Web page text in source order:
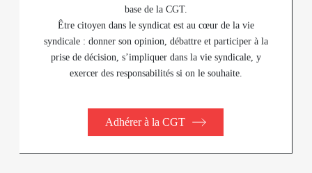
base de la CGT.
Être citoyen dans le syndicat est au cœur de la vie
syndicale : donner son opinion, débattre et participer à la
prise de décision, s’impliquer dans la vie syndicale, y
exercer des responsabilités si on le souhaite.
Adhérer à la CGT